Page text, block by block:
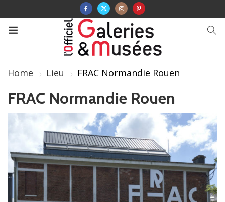
Home Lieu FRAC Normandie Rouen
FRAC Normandie Rouen